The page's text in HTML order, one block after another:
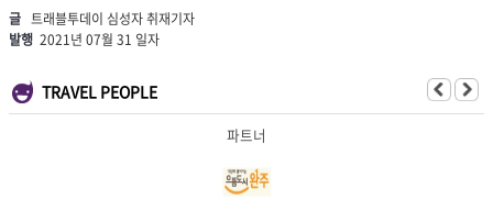
글 트래블투데이 심성자 취재기자
발행 2021년 07월 31 일자
TRAVEL PEOPLE
파트너